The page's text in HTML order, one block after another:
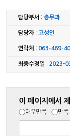
담당부서 :총무과
담당자:고성인
연락처 :063-469-
최종수정일 : 2023-
이 페이지에서
매우만족 만족